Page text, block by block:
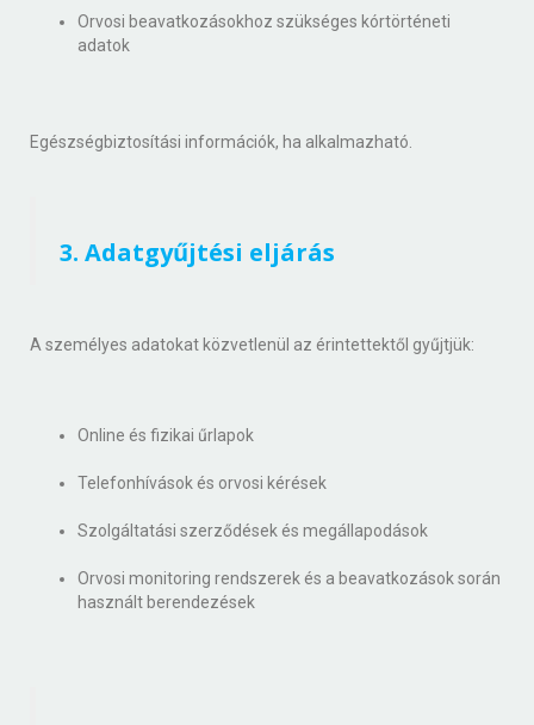
Orvosi beavatkozásokhoz szükséges kórtörténeti
adatok
Egészségbiztosítási információk, ha alkalmazható.
3. Adatgyűjtési eljárás
A személyes adatokat közvetlenül az érintettektől gyűjtjük:
Online és fizikai űrlapok
Telefonhívások és orvosi kérések
Szolgáltatási szerződések és megállapodások
Orvosi monitoring rendszerek és a beavatkozások során
használt berendezések